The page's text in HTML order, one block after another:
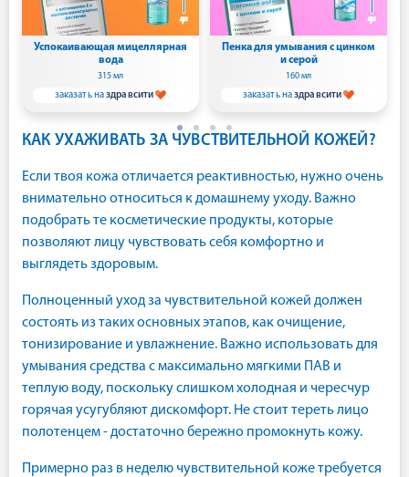
Успокаивающая мицеллярная
вода
315 мл
заказать наздравсити
Пенка для умывания с цинком
и серой
160 мл
заказать наздравсити
КАК УХАЖИВАТЬ ЗА ЧУВСТВИТЕЛЬНОЙ КОЖЕЙ?
Если твоя кожа отличается реактивностью, нужно очень
внимательно относиться к домашнему уходу. Важно
подобрать те косметические продукты, которые
позволяют лицу чувствовать себя комфортно и
выглядеть здоровым.
Полноценный уход за чувствительной кожей должен
состоять из таких основных этапов, как очищение,
тонизирование и увлажнение. Важно использовать для
умывания средства с максимально мягкими ПАВ и
теплую воду, поскольку слишком холодная и чересчур
горячая усугубляют дискомфорт. Не стоит тереть лицо
полотенцем - достаточно бережно промокнуть кожу.
Примерно раз в неделю чувствительной коже требуется